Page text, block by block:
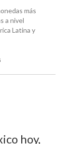
más
a nivel
Latina y
hoy,